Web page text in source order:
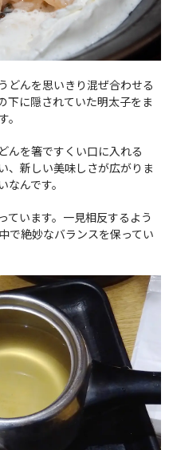
どんを思いきり混ぜ合わせる
下に隠されていた明太子をま
んを箸ですくい口に入れる
、新しい美味しさが広がりま
んです。
ています。一見相反するよう
で絶妙なバランスを保ってい